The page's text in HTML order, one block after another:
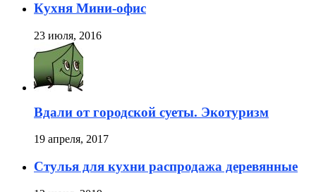
Кухня Мини-офис
23 июля, 2016
Вдали от городской суеты. Экотуризм
19 апреля, 2017
Стулья для кухни распродажа деревянные